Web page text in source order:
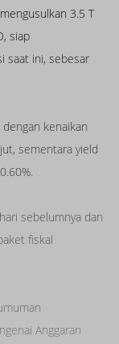
3.5 T
siap
saat ini, sebesar
kenaikan
sementara yield
sebelumnya dan
fiskal
Anggaran